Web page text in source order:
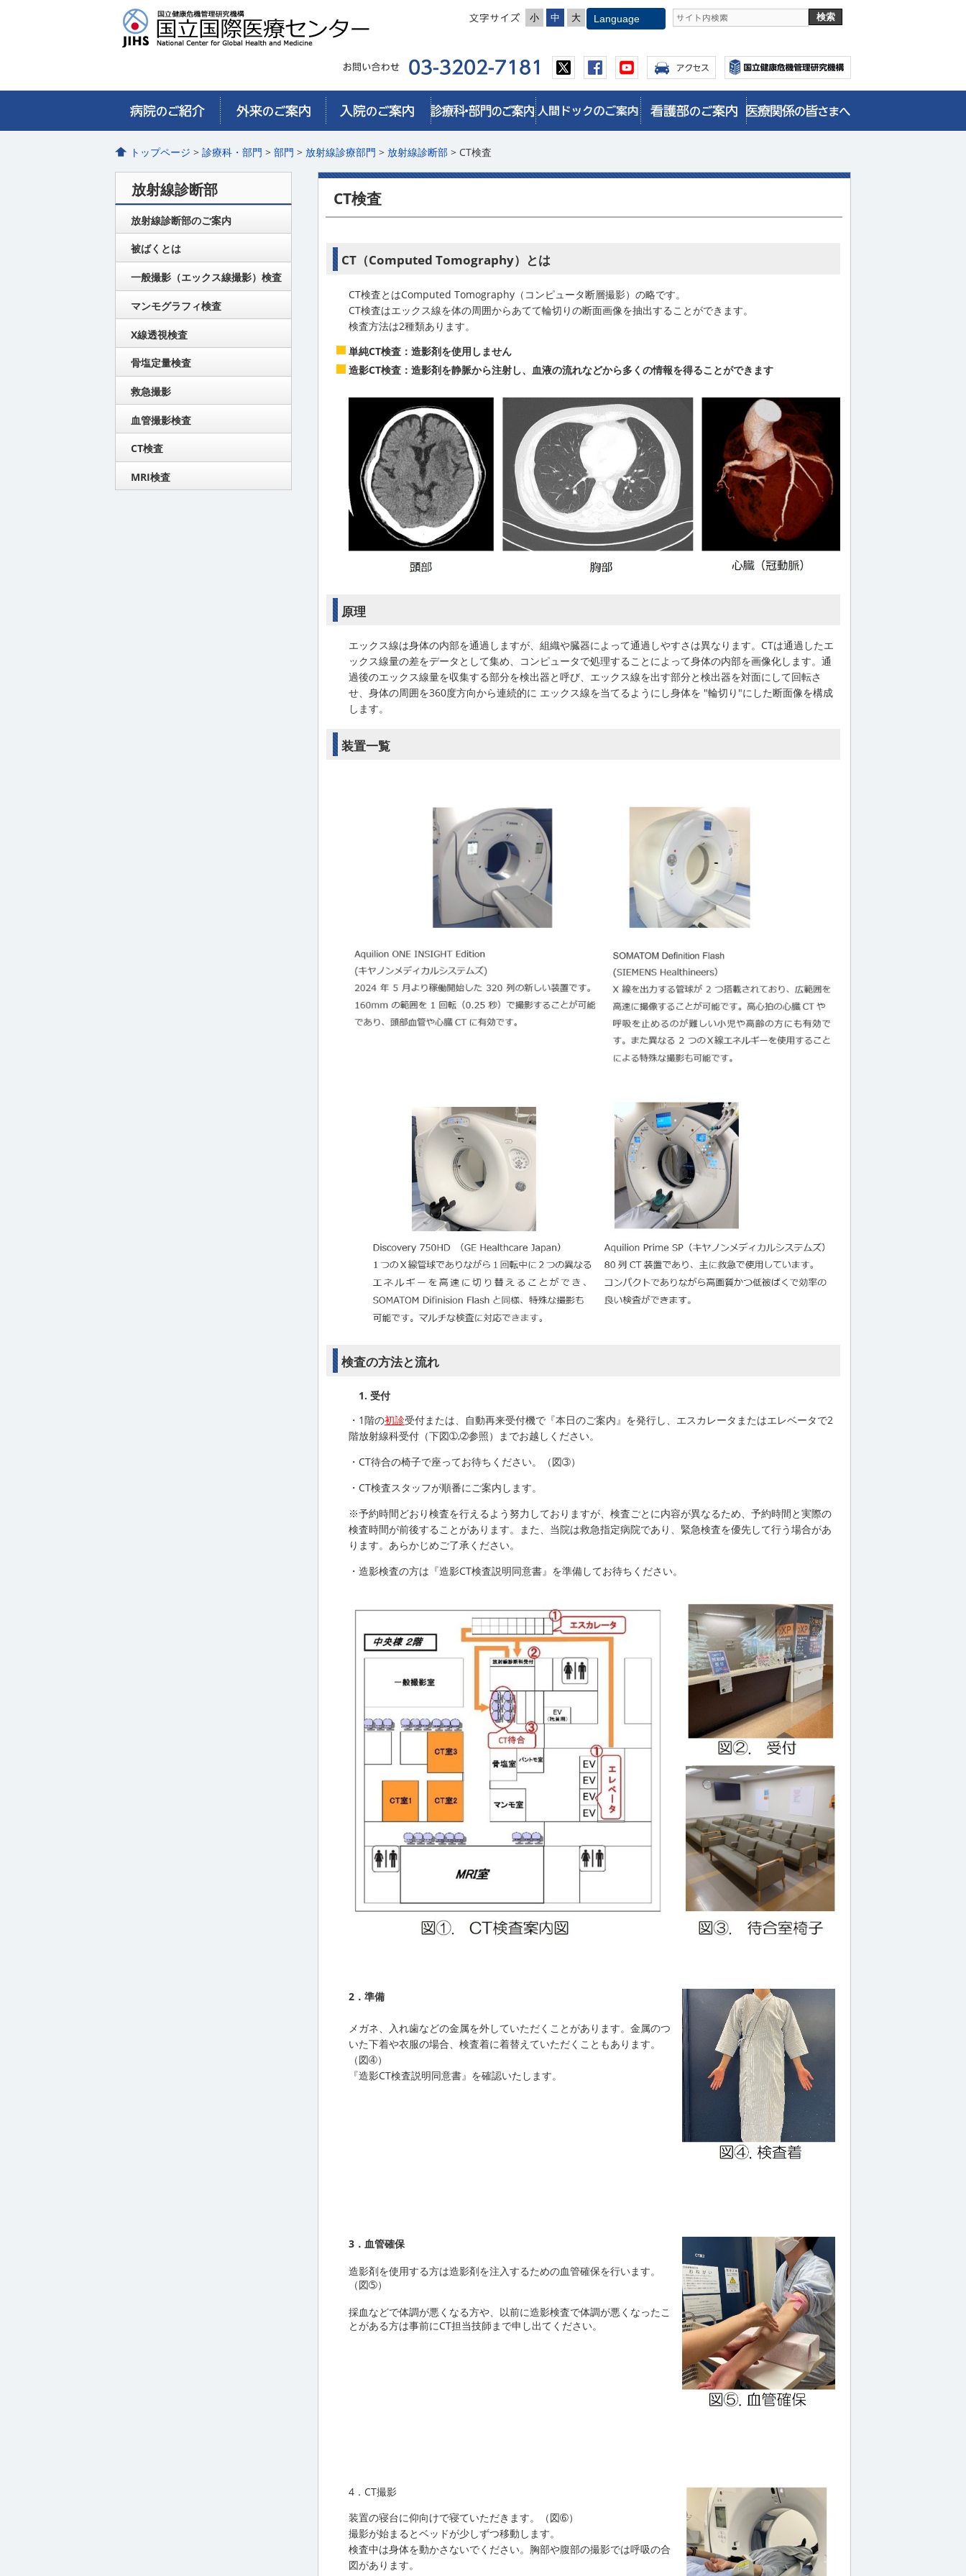
小 中 大
トップページ >診療科・部門 >部門 >放射線診療部門 >放射線診断部 > CT検査
CT検査
CT（Computed Tomography）とは
CT検査とはComputed Tomography（コンピュータ断層撮影）の略です。
CT検査はエックス線を体の周囲からあてて輪切りの断面画像を抽出することができます。
検査方法は2種類あります。
単純CT検査：造影剤を使用しません
造影CT検査：造影剤を静脈から注射し、血液の流れなどから多くの情報を得ることができます
原理
エックス線は身体の内部を通過しますが、組織や臓器によって通過しやすさは異なります。CTは通過したエ
ックス線量の差をデータとして集め、コンピュータで処理することによって身体の内部を画像化します。通
過後のエックス線量を収集する部分を検出器と呼び、エックス線を出す部分と検出器を対面にして回転さ
せ、身体の周囲を360度方向から連続的に エックス線を当てるようにし身体を "輪切り"にした断面像を構成
します。
装置一覧
検査の方法と流れ
受付
・1階の初診受付または、自動再来受付機で『本日のご案内』を発行し、エスカレータまたはエレベータで2
階放射線科受付（下図➀,➁参照）までお越しください。
・CT待合の椅子で座ってお待ちください。（図➂）
・CT検査スタッフが順番にご案内します。
※予約時間どおり検査を行えるよう努力しておりますが、検査ごとに内容が異なるため、予約時間と実際の
検査時間が前後することがあります。また、当院は救急指定病院であり、緊急検査を優先して行う場合があ
ります。あらかじめご了承ください。
・造影検査の方は『造影CT検査説明同意書』を準備してお待ちください。
2．準備
メガネ、入れ歯などの金属を外していただくことがあります。金属のつ
いた下着や衣服の場合、検査着に着替えていただくこともあります。
（図➃）
『造影CT検査説明同意書』を確認いたします。
3．血管確保
造影剤を使用する方は造影剤を注入するための血管確保を行います。
（図➄）
採血などで体調が悪くなる方や、以前に造影検査で体調が悪くなったこ
とがある方は事前にCT担当技師まで申し出てください。
4．CT撮影
装置の寝台に仰向けで寝ていただきます。（図➅）
撮影が始まるとベッドが少しずつ移動します。
検査中は身体を動かさないでください。胸部や腹部の撮影では呼吸の合
図があります。
放射線診断部
放射線診断部のご案内
被ばくとは
一般撮影（エックス線撮影）検査
マンモグラフィ検査
X線透視検査
骨塩定量検査
救急撮影
血管撮影検査
CT検査
MRI検査